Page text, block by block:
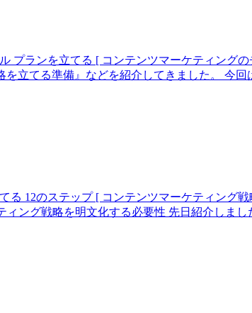
プランを立てる [ コンテンツマーケティング
立てる準備』などを紹介してきました。 今回
る 12のステップ [ コンテンツマーケティング
ング戦略を明文化する必要性 先日紹介しまし